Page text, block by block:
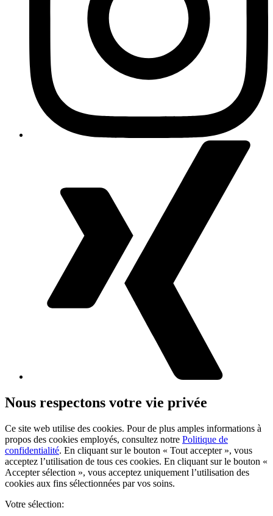
Nous respectons votre vie privée
Ce site web utilise des cookies. Pour de plus amples informations à
propos des cookies employés, consultez notre Politique de
confidentialité. En cliquant sur le bouton « Tout accepter », vous
acceptez l’utilisation de tous ces cookies. En cliquant sur le bouton «
Accepter sélection », vous acceptez uniquement l’utilisation des
cookies aux fins sélectionnées par vos soins.
Votre sélection: